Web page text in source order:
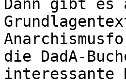
Dann gibt es
die DadA-
interessante